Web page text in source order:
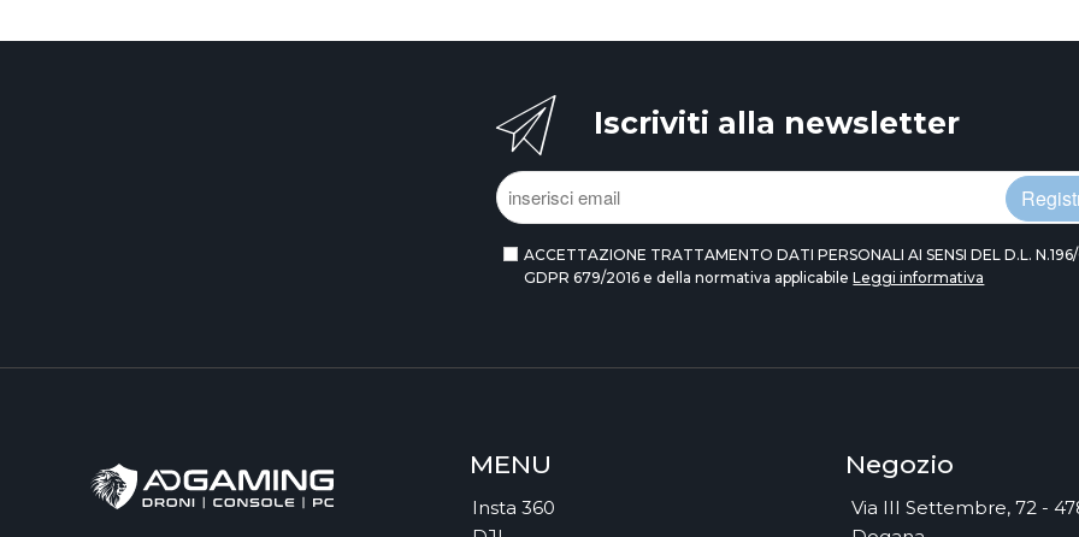
Iscriviti alla newsletter
ACCETTAZIONE TRATTAMENTO DATI PERSONALI AI SENSI DEL D.L.
GDPR 679/2016 e della normativa applicabileLeggi informativa
MENU
Insta 360
Negozio
Via III Settembre, 72 -